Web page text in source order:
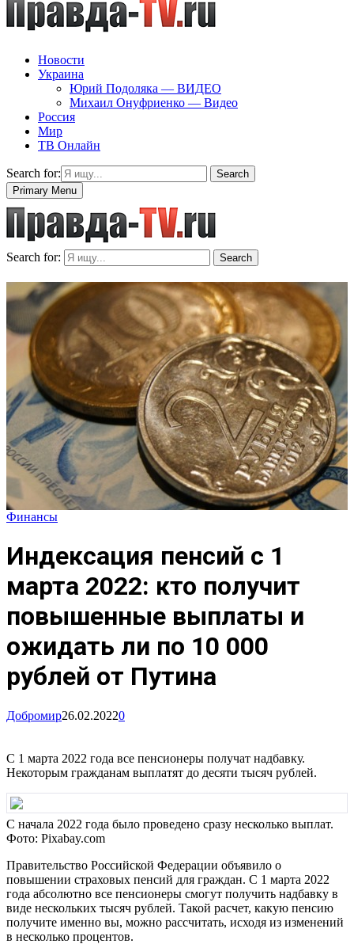
Новости
Украина
Юрий Подоляка — ВИДЕО
Михаил Онуфриенко — Видео
Россия
Мир
ТВ Онлайн
Search for:
Search
Primary Menu
Search for: Search
Финансы
Индексация пенсий с 1
марта 2022: кто получит
повышенные выплаты и
ожидать ли по 10 000
рублей от Путина
Добромир26.02.20220
С 1 марта 2022 года все пенсионеры получат надбавку.
Некоторым гражданам выплатят до десяти тысяч рублей.
С начала 2022 года было проведено сразу несколько выплат.
Фото: Pixabay.com
Правительство Российской Федерации объявило о
повышении страховых пенсий для граждан. С 1 марта 2022
года абсолютно все пенсионеры смогут получить надбавку в
виде нескольких тысяч рублей. Такой расчет, какую пенсию
получите именно вы, можно рассчитать, исходя из изменений
в несколько процентов.